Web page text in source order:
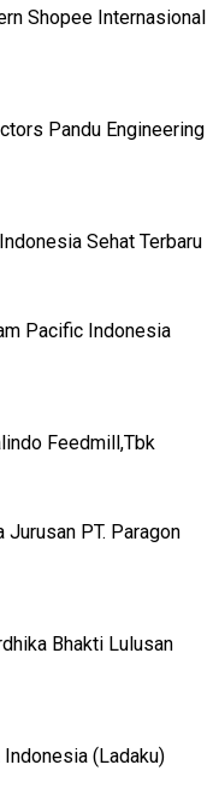
Shopee Internasional
Pandu Engineering
Sehat Terbaru
Pacific Indonesia
Feedmill,Tbk
PT. Paragon
Bhakti Lulusan
(Ladaku)